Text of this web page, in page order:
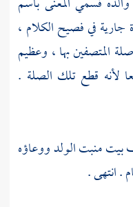
جارية في فصيح الكلام ،
المتصفين بها ، وعظيم
لأنه قطع تلك الصلة .
منبت الولد ووعاؤه
. انتهى .